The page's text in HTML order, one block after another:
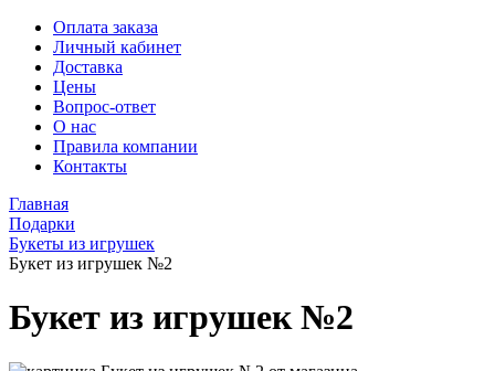
Оплата заказа
Личный кабинет
Доставка
Цены
Вопрос-ответ
О нас
Правила компании
Контакты
Главная
Подарки
Букеты из игрушек
Букет из игрушек №2
Букет из игрушек №2